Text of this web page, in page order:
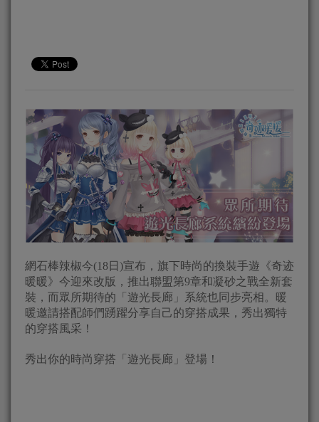
網石棒辣椒今(18日)宣布，旗下時尚的換裝手遊《奇迹
暖暖》今迎來改版，推出聯盟第9章和凝砂之戰全新套
裝，而眾所期待的「遊光長廊」系統也同步亮相。暖
暖邀請搭配師們踴躍分享自己的穿搭成果，秀出獨特
的穿搭風采！
秀出你的時尚穿搭「遊光長廊」登場！